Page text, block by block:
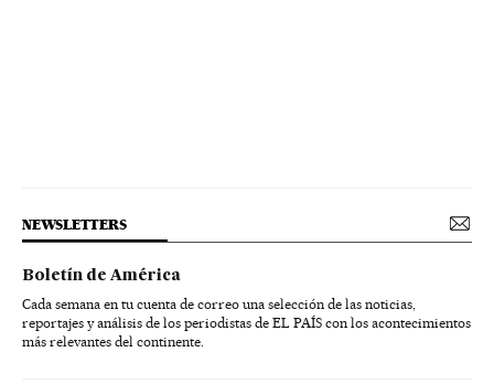
NEWSLETTERS
Boletín de América
Cada semana en tu cuenta de correo una selección de las noticias,
reportajes y análisis de los periodistas de EL PAÍS con los acontecimientos
más relevantes del continente.